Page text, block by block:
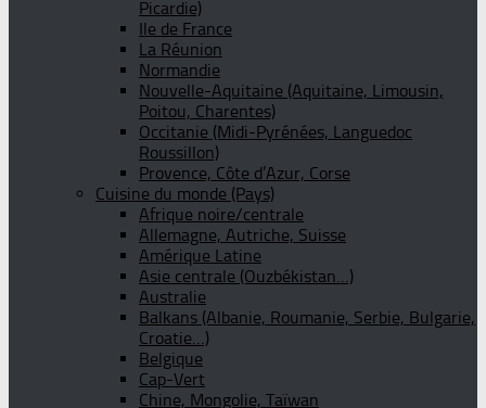
Picardie)
Ile de France
La Réunion
Normandie
Nouvelle-Aquitaine (Aquitaine, Limousin,
Poitou, Charentes)
Occitanie (Midi-Pyrénées, Languedoc
Roussillon)
Provence, Côte d’Azur, Corse
Cuisine du monde (Pays)
Afrique noire/centrale
Allemagne, Autriche, Suisse
Amérique Latine
Asie centrale (Ouzbékistan…)
Australie
Balkans (Albanie, Roumanie, Serbie, Bulgarie,
Croatie…)
Belgique
Cap-Vert
Chine, Mongolie, Taïwan